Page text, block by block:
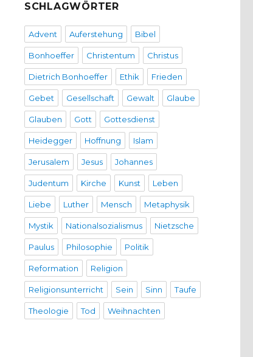
SCHLAGWÖRTER
Advent Auferstehung Bibel
Bonhoeffer Christentum Christus
Dietrich Bonhoeffer Ethik Frieden
Gebet Gesellschaft Gewalt Glaube
Glauben Gott Gottesdienst
Heidegger Hoffnung Islam
Jerusalem Jesus Johannes
Judentum Kirche Kunst Leben
Liebe Luther Mensch Metaphysik
Mystik Nationalsozialismus Nietzsche
Paulus Philosophie Politik
Reformation Religion
Religionsunterricht Sein Sinn Taufe
Theologie Tod Weihnachten